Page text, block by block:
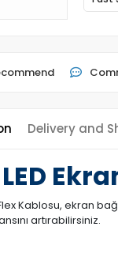
Delivery and
Flex Kablosu, ekran
artırabilirsiniz.